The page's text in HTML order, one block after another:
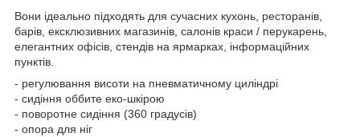
Вони ідеально підходять для сучасних кухонь, ресторанів,
барів, ексклюзивних магазинів, салонів краси / перукарень,
елегантних офісів, стендів на ярмарках, інформаційних
пунктів.
- регулювання висоти на пневматичному циліндрі
- сидіння оббите еко-шкірою
- поворотне сидіння (360 градусів)
- опора для ніг